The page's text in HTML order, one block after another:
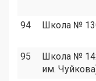
94 Школа №
95
Школа №
им.